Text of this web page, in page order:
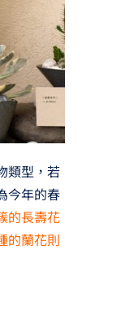
類型，若
今年的春
的長壽花
的蘭花則